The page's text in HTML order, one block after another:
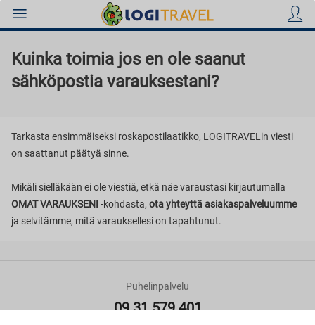
Hotellit
Lennot
Kuinka toimia jos en ole saanut
sähköpostia varauksestani?
Tarkasta ensimmäiseksi roskapostilaatikko, LOGITRAVELin viesti
on saattanut päätyä sinne.
Mikäli sielläkään ei ole viestiä, etkä näe varaustasi kirjautumalla
OMAT VARAUKSENI -kohdasta, ota yhteyttä asiakaspalveluumme
ja selvitämme, mitä varauksellesi on tapahtunut.
Puhelinpalvelu
09 31 579 401